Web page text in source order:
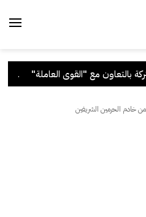
. قرار
خادم الحرمين الشريفين